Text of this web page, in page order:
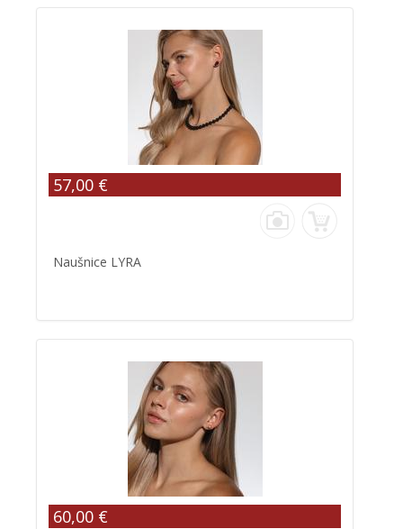
57,00 €
Naušnice LYRA
60,00 €